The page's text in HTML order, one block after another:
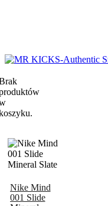
Nike Mind
001 Slide